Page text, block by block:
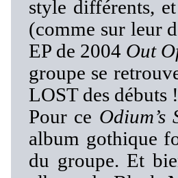
style différents,
(comme sur leur
EP de 2004 Out
groupe se
LOST des débuts !
Pour ce Odium’s
album gothique
du groupe. Et